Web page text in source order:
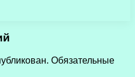
Обязательные